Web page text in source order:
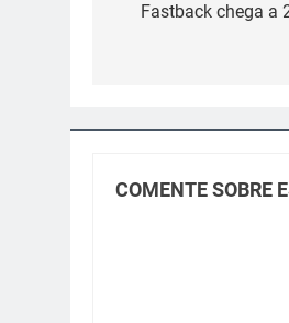
deFastback chega a
COMENTE SOBRE